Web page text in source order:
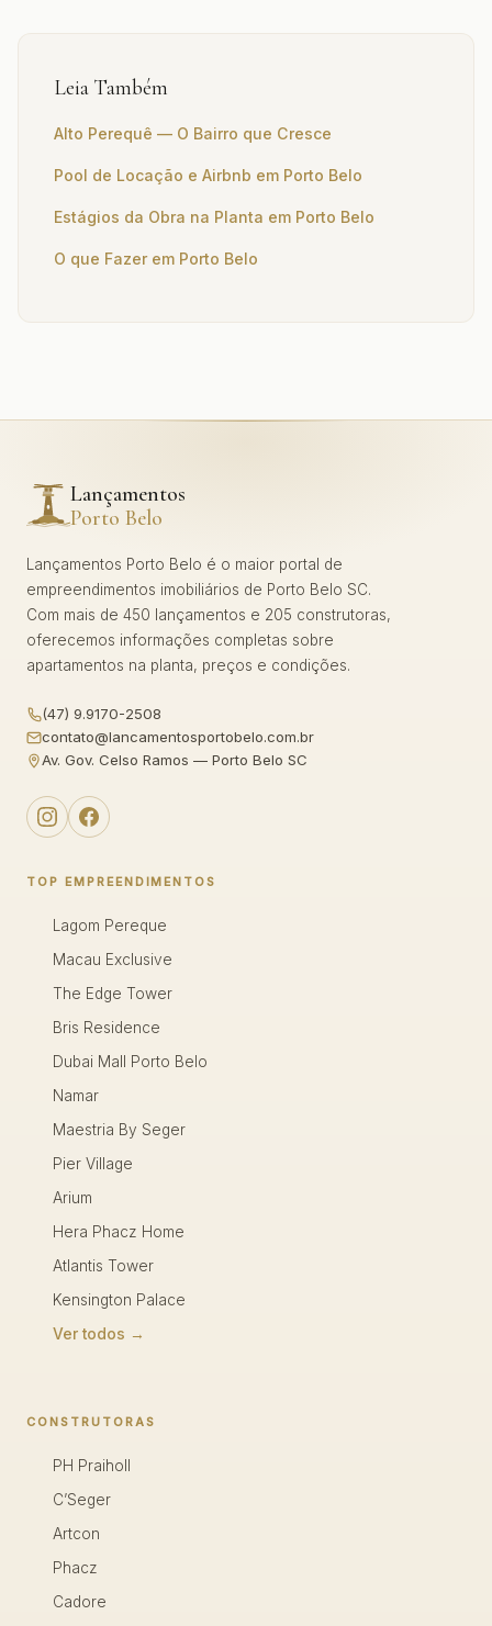
Leia Também
Alto Perequê — O Bairro que Cresce
Pool de Locação e Airbnb em Porto Belo
Estágios da Obra na Planta em Porto Belo
O que Fazer em Porto Belo
Lançamentos
Porto Belo
Lançamentos Porto Belo é o maior portal de
empreendimentos imobiliários de Porto Belo SC.
Com mais de 450 lançamentos e 205 construtoras,
oferecemos informações completas sobre
apartamentos na planta, preços e condições.
(47) 9.9170-2508
contato@lancamentosportobelo.com.br
Av. Gov. Celso Ramos — Porto Belo SC
TOP EMPREENDIMENTOS
Lagom Pereque
Macau Exclusive
The Edge Tower
Bris Residence
Dubai Mall Porto Belo
Namar
Maestria By Seger
Pier Village
Arium
Hera Phacz Home
Atlantis Tower
Kensington Palace
Ver todos →
CONSTRUTORAS
PH Praiholl
C’Seger
Artcon
Phacz
Cadore